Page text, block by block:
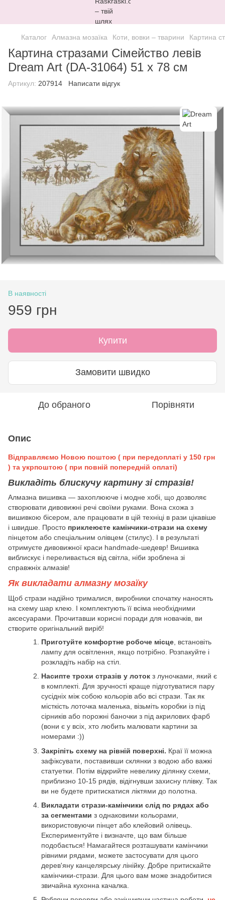
Каталог Алмазна мозаїка Коти, вовки – тварини Картина
Картина стразами Сімейство левів
Dream Art (DA-31064) 51 x 78 см
Артикул: 207914 Написати відгук
В наявності
959 грн
Купити
Замовити швидко
До обраного Порівняти
Опис
Відправляємо Новою поштою ( при передоплаті у 150 грн
) та укрпоштою ( при повній попередній оплаті)
Викладіть блискучу картину зі стразів!
Алмазна вишивка — захоплююче і модне хобі, що дозволяє
створювати дивовижні речі своїми руками. Вона схожа з
вишивкою бісером, але працювати в цій техніці в рази цікавіше
і швидше. Просто приклеюєте камінчики-стрази на схему
пінцетом або спеціальним олівцем (стилус). І в результаті
отримуєте дивовижної краси handmade-шедевр! Вишивка
виблискує і переливається від світла, ніби зроблена зі
справжніх алмазів!
Як викладати алмазну мозаїку
Щоб стрази надійно трималися, виробники спочатку наносять
на схему шар клею. І комплектують її всіма необхідними
аксесуарами. Прочитавши корисні поради для новачків, ви
створите оригінальний виріб!
Приготуйте комфортне робоче місце , встановіть
лампу для освітлення, якщо потрібно. Розпакуйте і
розкладіть набір на стіл.
Насипте трохи стразів у лоток з луночками, який є
в комплекті. Для зручності краще підготуватися пару
сусідніх між собою кольорів або всі стрази. Так як
місткість лоточка маленька, візьміть коробки із під
сірників або порожні баночки з під акрилових фарб
(вони є у всіх, хто любить малювати картини за
номерами :))
Закріпіть схему на рівній поверхні. Краї її можна
зафіксувати, поставивши склянки з водою або важкі
статуетки. Потім відкрийте невелику ділянку схеми,
приблизно 10-15 рядів, відігнувши захисну плівку. Так
ви не будете притискатися ліктями до полотна.
Викладати стрази-камінчики слід по рядах або
за сегментами з однаковими кольорами,
використовуючи пінцет або клейовий олівець.
Експериментуйте і визначте, що вам більше
подобається! Намагайтеся розташувати камінчики
рівними рядами, можете застосувати для цього
дерев'яну канцелярську лінійку. Добре притискайте
камінчики-стрази. Для цього вам може знадобитися
звичайна кухонна качалка.